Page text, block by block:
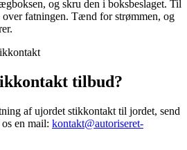
og skru den i boksbeslaget. Til
fatningen. Tænd for strømmen, og
tilbud?
af ujordet stikkontakt til jordet, send
en mail: kontakt@autoriseret-